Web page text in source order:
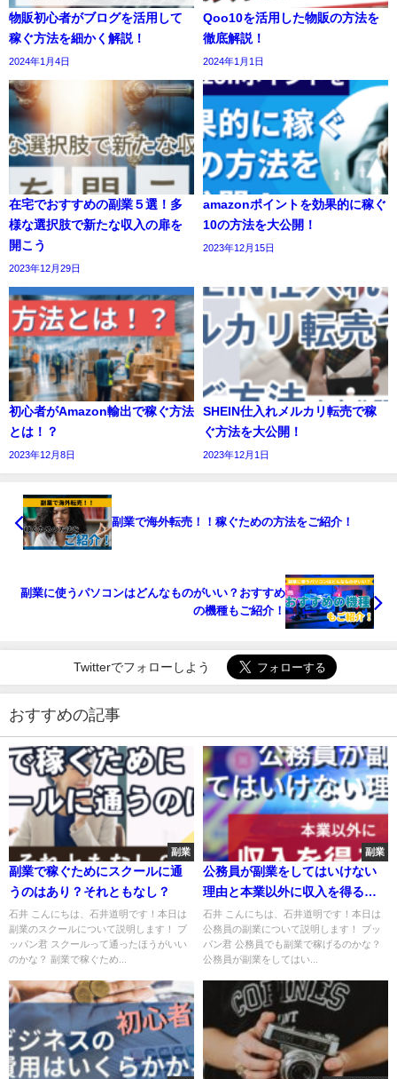
物販初心者がブログを活用して
稼ぐ方法を細かく解説！
2024年1月4日
Qoo10を活用した物販の方法を
徹底解説！
2024年1月1日
在宅でおすすめの副業５選！多
様な選択肢で新たな収入の扉を
開こう
2023年12月29日
amazonポイントを効果的に稼ぐ
10の方法を大公開！
2023年12月15日
初心者がAmazon輸出で稼ぐ方法
とは！？
2023年12月8日
SHEIN仕入れメルカリ転売で稼
ぐ方法を大公開！
2023年12月1日
副業で海外転売！！稼ぐための方法をご紹介！
副業に使うパソコンはどんなものがいい？おすすめ
の機種もご紹介！
Twitterでフォローしよう
おすすめの記事
副業
副業で稼ぐためにスクールに通
うのはあり？それともなし？
石井 こんにちは、石井道明です！本日は
副業のスクールについて説明します！ ブ
ッパン君 スクールって通ったほうがいい
のかな？ 副業で稼ぐため...
副業
公務員が副業をしてはいけない
理由と本業以外に収入を得る方
法
石井 こんにちは、石井道明です！本日は
公務員の副業について説明します！ ブッ
パン君 公務員でも副業で稼げるのかな？
公務員が副業をしてはい...